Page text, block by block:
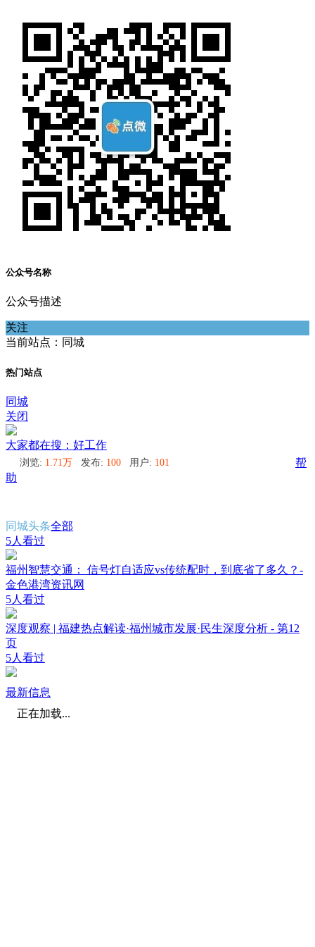
公众号名称
公众号描述
关注
当前站点：同城
热门站点
同城
关闭
大家都在搜：好工作
浏览: 1.71万 发布: 100 用户: 101
帮
助
同城头条全部
5人看过
福州智慧交通： 信号灯自适应vs传统配时，到底省了多久？-
金色港湾资讯网
5人看过
深度观察 | 福建热点解读·福州城市发展·民生深度分析 - 第12
页
5人看过
最新信息
正在加载...